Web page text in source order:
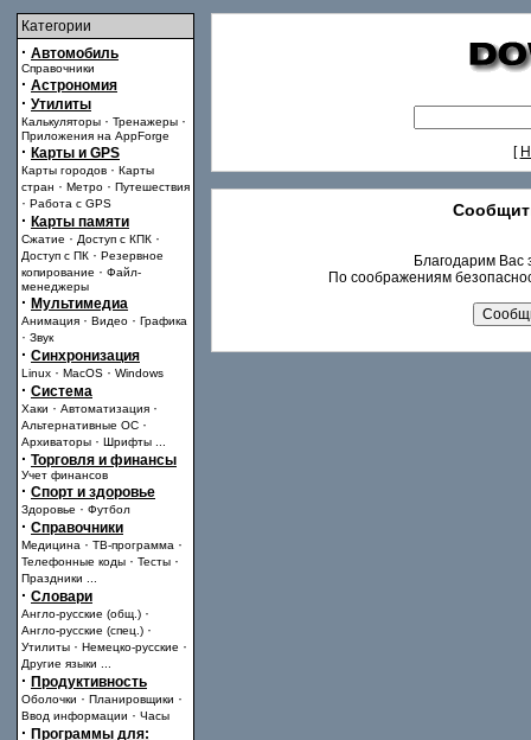
Категории
· Автомобиль
Справочники
· Астрономия
· Утилиты
Калькуляторы · Тренажеры ·
Приложения на AppForge
· Карты и GPS
Карты городов · Карты
стран · Метро · Путешествия
· Работа с GPS
· Карты памяти
Сжатие · Доступ с КПК ·
Доступ с ПК · Резервное
копирование · Файл-
менеджеры
· Мультимедиа
Анимация · Видео · Графика
· Звук
· Синхронизация
Linux · MacOS · Windows
· Система
Хаки · Автоматизация ·
Альтернативные ОС ·
Архиваторы · Шрифты
· Торговля и финансы
Учет финансов
· Спорт и здоровье
Здоровье · Футбол
· Справочники
Медицина · ТВ-программа ·
Телефонные коды · Тесты ·
Праздники
· Словари
Англо-русские (общ.) ·
Англо-русские (спец.) ·
Утилиты · Немецко-русские ·
Другие языки
· Продуктивность
Оболочки · Планировщики ·
Ввод информации · Часы
· Программы для:
[
Благодарим Вас
По соображениям